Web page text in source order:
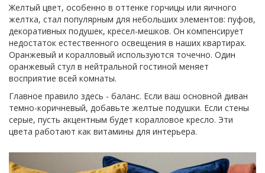
Желтый цвет, особенно в оттенке горчицы или яичного
желтка, стал популярным для небольших элементов: пуфов,
декоративных подушек, кресел-мешков. Он компенсирует
недостаток естественного освещения в наших квартирах.
Оранжевый и коралловый используются точечно. Один
оранжевый стул в нейтральной гостиной меняет
восприятие всей комнаты.
Главное правило здесь - баланс. Если ваш основной диван
темно-коричневый, добавьте желтые подушки. Если стены
серые, пусть акцентным будет коралловое кресло. Эти
цвета работают как витамины для интерьера.